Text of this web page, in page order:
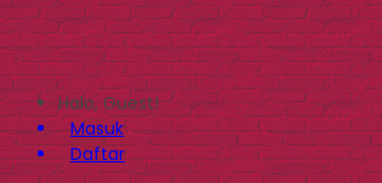
Halo, Guest!
Masuk
Daftar